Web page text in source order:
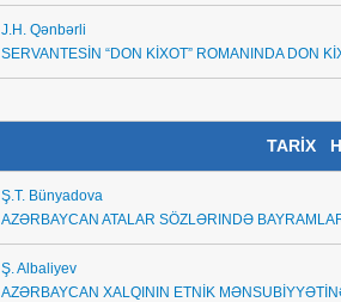
J.H. Qənbərli
SERVANTESİN “DON KİXOT” ROMANINDA DON
TARİX
Ş.T. Bünyadova
AZƏRBAYCAN ATALAR SÖZLƏRINDƏ
Ş. Albaliyev
AZƏRBAYCAN XALQININ ETNİK